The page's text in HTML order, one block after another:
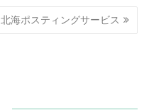
北海ポスティングサービス